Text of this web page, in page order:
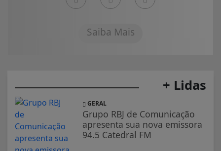
Saiba Mais
+ Lidas
GERAL
Grupo RBJ de Comunicação
apresenta sua nova emissora
94.5 Catedral FM